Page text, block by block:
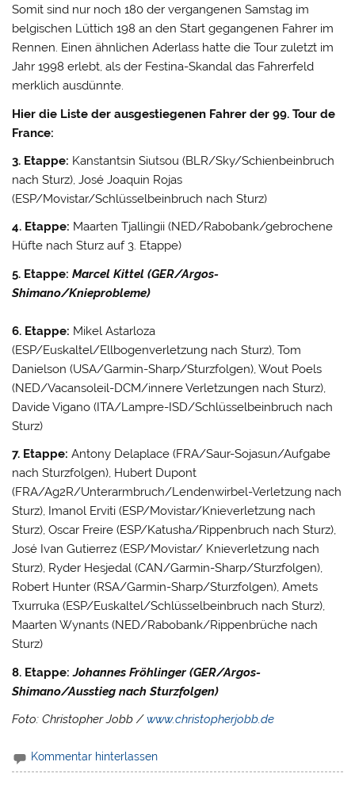
Somit sind nur noch 180 der vergangenen Samstag im
belgischen Lüttich 198 an den Start gegangenen Fahrer im
Rennen. Einen ähnlichen Aderlass hatte die Tour zuletzt im
Jahr 1998 erlebt, als der Festina-Skandal das Fahrerfeld
merklich ausdünnte.
Hier die Liste der ausgestiegenen Fahrer der 99. Tour de
France:
3. Etappe: Kanstantsin Siutsou (BLR/Sky/Schienbeinbruch
nach Sturz), José Joaquin Rojas
(ESP/Movistar/Schlüsselbeinbruch nach Sturz)
4. Etappe: Maarten Tjallingii (NED/Rabobank/gebrochene
Hüfte nach Sturz auf 3. Etappe)
5. Etappe: Marcel Kittel (GER/Argos-
Shimano/Knieprobleme)
6. Etappe: Mikel Astarloza
(ESP/Euskaltel/Ellbogenverletzung nach Sturz), Tom
Danielson (USA/Garmin-Sharp/Sturzfolgen), Wout Poels
(NED/Vacansoleil-DCM/innere Verletzungen nach Sturz),
Davide Vigano (ITA/Lampre-ISD/Schlüsselbeinbruch nach
Sturz)
7. Etappe: Antony Delaplace (FRA/Saur-Sojasun/Aufgabe
nach Sturzfolgen), Hubert Dupont
(FRA/Ag2R/Unterarmbruch/Lendenwirbel-Verletzung nach
Sturz), Imanol Erviti (ESP/Movistar/Knieverletzung nach
Sturz), Oscar Freire (ESP/Katusha/Rippenbruch nach Sturz),
José Ivan Gutierrez (ESP/Movistar/ Knieverletzung nach
Sturz), Ryder Hesjedal (CAN/Garmin-Sharp/Sturzfolgen),
Robert Hunter (RSA/Garmin-Sharp/Sturzfolgen), Amets
Txurruka (ESP/Euskaltel/Schlüsselbeinbruch nach Sturz),
Maarten Wynants (NED/Rabobank/Rippenbrüche nach
Sturz)
8. Etappe: Johannes Fröhlinger (GER/Argos-
Shimano/Ausstieg nach Sturzfolgen)
Foto: Christopher Jobb /www.christopherjobb.de
Kommentar hinterlassen